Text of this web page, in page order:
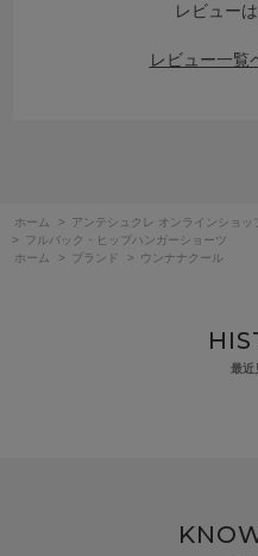
レビュー
レビュー一覧
ホーム > アンテシュクレ オンラインショッ
>
フルバック・ヒップハンガーショーツ
ホーム
> ブランド > ウンナナクール
最近